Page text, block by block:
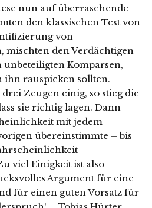
nun auf überraschende
den klassischen Test von
von
mischten den Verdächtigen
unbeteiligten Komparsen,
ihn rauspicken sollten.
Zeugen einig, so stieg die
sie richtig lagen. Dann
mit jedem
übereinstimmte – bis
viel Einigkeit ist also
Argument für eine
für einen guten Vorsatz für